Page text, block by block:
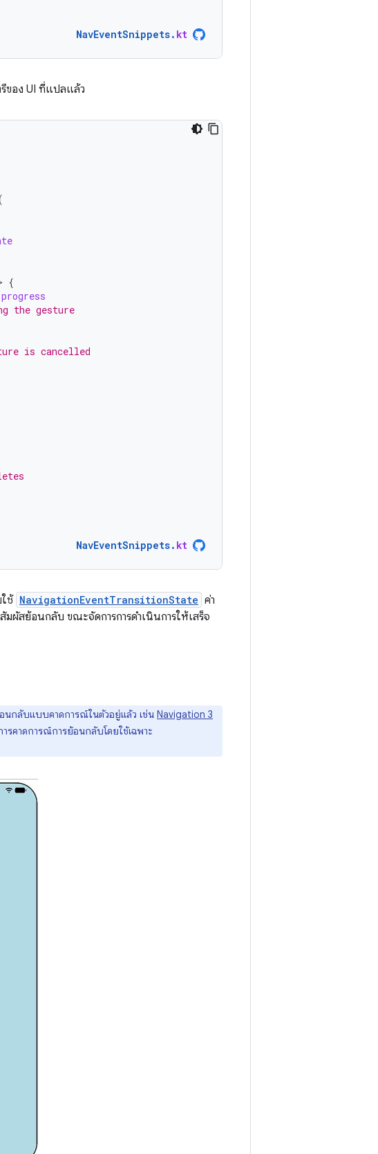
NavEventSnippets. kt
ของ UI ที่แปลแล้ว
{
progress
the gesture
is cancelled
NavEventSnippets. kt
ช้ NavigationEventTransitionState ค่า
ผัสย้อนกลับ ขณะจัดการการดำเนินการให้เสร็จ
นกลับแบบคาดการณ์ในตัวอยู่แล้ว เช่น Navigation 3
รคาดการณ์การย้อนกลับโดยใช้เฉพาะ